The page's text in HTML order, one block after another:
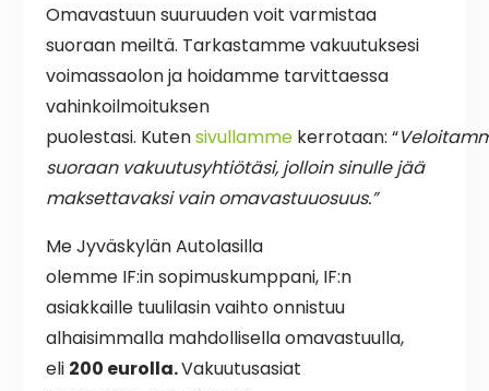
Omavastuun suuruuden voit varmistaa
suoraan meiltä. Tarkastamme vakuutuksesi
voimassaolon ja hoidamme tarvittaessa
vahinkoilmoituksen
puolestasi. Kutensivullamme kerrotaan: “
suoraan vakuutusyhtiötäsi, jolloin sinulle jää
maksettavaksi vain omavastuuosuus.”
Me Jyväskylän Autolasilla
olemme IF:in sopimuskumppani, IF:n
asiakkaille tuulilasin vaihto onnistuu
alhaisimmalla mahdollisella omavastuulla,
eli 200 eurolla.Vakuutusasiat